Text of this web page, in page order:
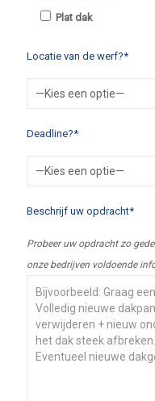
Plat dak
Locatie van de werf?*
Deadline?*
Beschrijf uw opdracht*
Probeer uw opdracht zo
onze bedrijven voldoende